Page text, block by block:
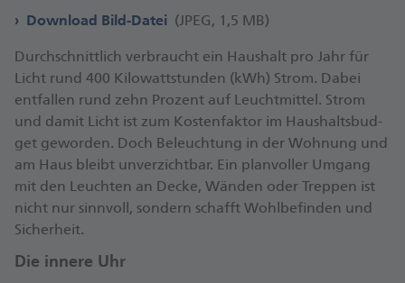
Download Bild-Datei (JPEG, 1,5 MB)
Durch­schnitt­lich ver­braucht ein Haus­halt pro Jahr für
Licht rund 400 Ki­lo­watt­stun­den (kWh) Strom. Dabei
ent­fal­len rund zehn Pro­zent auf Leucht­mit­tel. Strom
und damit Licht ist zum Kos­ten­fak­tor im Haus­halts­bud­
get ge­wor­den. Doch Be­leuch­tung in der Woh­nung und
am Haus bleibt un­ver­zicht­bar. Ein plan­vol­ler Um­gang
mit den Leuch­ten an Decke, Wän­den oder Trep­pen ist
nicht nur sinn­voll, son­dern schafft Wohl­be­fin­den und
Si­cher­heit.
Die in­ne­re Uhr